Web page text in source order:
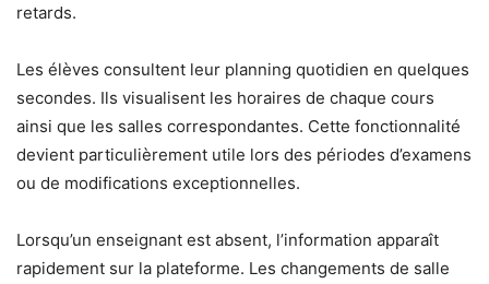
retards.
Les élèves consultent leur planning quotidien en quelques
secondes. Ils visualisent les horaires de chaque cours
ainsi que les salles correspondantes. Cette fonctionnalité
devient particulièrement utile lors des périodes d’examens
ou de modifications exceptionnelles.
Lorsqu’un enseignant est absent, l’information apparaît
rapidement sur la plateforme. Les changements de salle